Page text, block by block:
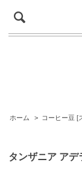
ホーム > コーヒー豆 [
タンザニア ア